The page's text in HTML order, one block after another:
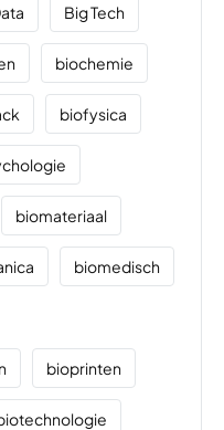
Big Tech
biochemie
biofysica
biomateriaal
biomedisch
bioprinten